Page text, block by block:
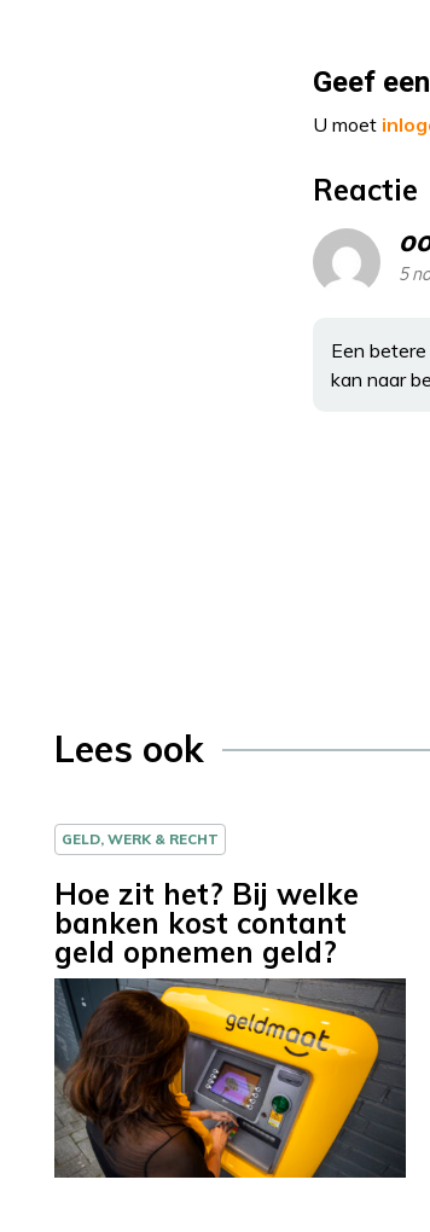
Geef
U moet
Reactie
5
Een
kan naar
Lees ook
GELD, WERK & RECHT
Hoe zit het? Bij welke
banken kost contant
geld opnemen geld?